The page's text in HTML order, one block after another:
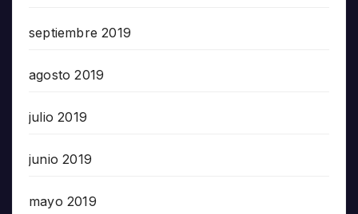
septiembre 2019
agosto 2019
julio 2019
junio 2019
mayo 2019